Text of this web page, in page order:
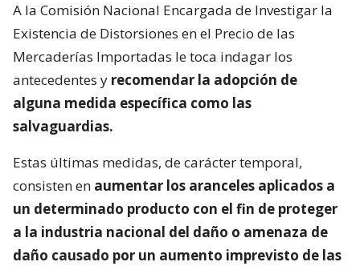
A la Comisión Nacional Encargada de Investigar la
Existencia de Distorsiones en el Precio de las
Mercaderías Importadas le toca indagar los
antecedentes y recomendar la adopción de
alguna medida específica como las
salvaguardias.
Estas últimas medidas, de carácter temporal,
consisten en aumentar los aranceles aplicados a
un determinado producto con el fin de proteger
a la industria nacional del daño o amenaza de
daño causado por un aumento imprevisto de las